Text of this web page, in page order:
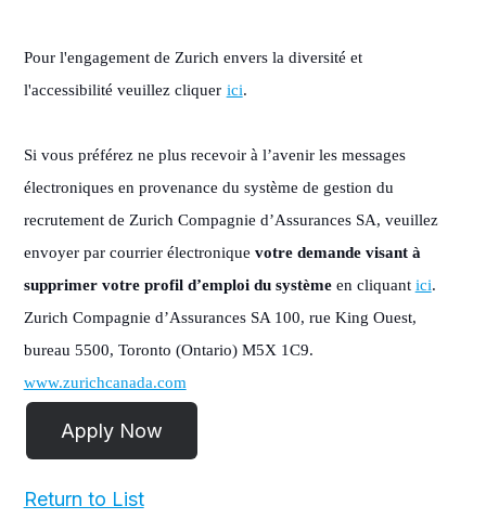
Pour l'engagement de Zurich envers la diversité et
l'accessibilité veuillez cliquer ici.
Si vous préférez ne plus recevoir à l’avenir les messages
électroniques en provenance du système de gestion du
recrutement de Zurich Compagnie d’Assurances SA, veuillez
envoyer par courrier électronique votre demande visant à
supprimer votre profil d’emploi du systèmeen cliquant ici.
Zurich Compagnie d’Assurances SA 100, rue King Ouest,
bureau 5500, Toronto (Ontario) M5X 1C9.
www.zurichcanada.com
Return to List